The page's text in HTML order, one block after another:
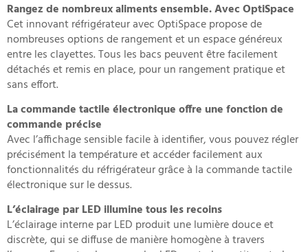
Rangez de nombreux aliments ensemble. Avec OptiSpace
Cet innovant réfrigérateur avec OptiSpace propose de
nombreuses options de rangement et un espace généreux
entre les clayettes. Tous les bacs peuvent être facilement
détachés et remis en place, pour un rangement pratique et
sans effort.
La commande tactile électronique offre une fonction de
commande précise
Avec l’affichage sensible facile à identifier, vous pouvez régler
précisément la température et accéder facilement aux
fonctionnalités du réfrigérateur grâce à la commande tactile
électronique sur le dessus.
L’éclairage par LED illumine tous les recoins
L’éclairage interne par LED produit une lumière douce et
discrète, qui se diffuse de manière homogène à travers